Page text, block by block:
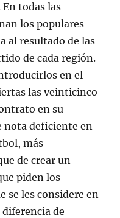
todas las
los populares
al resultado de las
de cada región.
en el
las veinticinco
en su
nota deficiente en
más
de crear un
piden los
se les considere en
de